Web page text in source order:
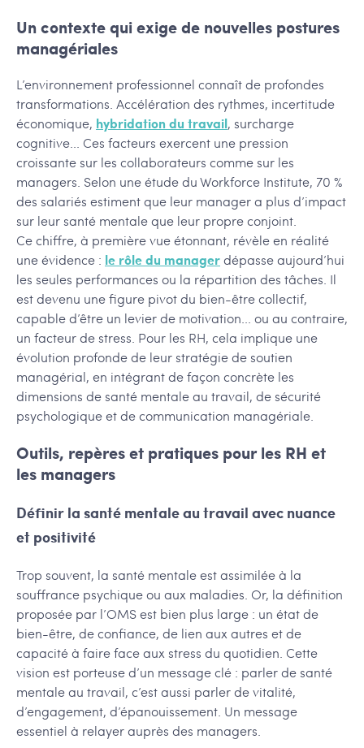
Un contexte qui exige de nouvelles postures
managériales
L’environnement professionnel connaît de profondes
transformations. Accélération des rythmes, incertitude
économique, hybridation du travail, surcharge
cognitive... Ces facteurs exercent une pression
croissante sur les collaborateurs comme sur les
managers. Selon une étude du Workforce Institute, 70 %
des salariés estiment que leur manager a plus d’impact
sur leur santé mentale que leur propre conjoint.
Ce chiffre, à première vue étonnant, révèle en réalité
une évidence : le rôle du managerdépasse aujourd’hui
les seules performances ou la répartition des tâches. Il
est devenu une figure pivot du bien-être collectif,
capable d’être un levier de motivation... ou au contraire,
un facteur de stress. Pour les RH, cela implique une
évolution profonde de leur stratégie de soutien
managérial, en intégrant de façon concrète les
dimensions de santé mentale au travail, de sécurité
psychologique et de communication managériale.
Outils, repères et pratiques pour les RH et
les managers
Définir la santé mentale au travail avec nuance
et positivité
Trop souvent, la santé mentale est assimilée à la
souffrance psychique ou aux maladies. Or, la définition
proposée par l’OMS est bien plus large : un état de
bien-être, de confiance, de lien aux autres et de
capacité à faire face aux stress du quotidien. Cette
vision est porteuse d’un message clé : parler de santé
mentale au travail, c’est aussi parler de vitalité,
d’engagement, d’épanouissement. Un message
essentiel à relayer auprès des managers.